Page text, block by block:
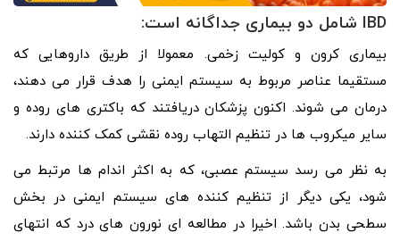
IBD شامل دو بیماری جداگانه است:
بیماری کرون و کولیت زخمی. معمولا از طریق داروهایی که
مستقیما عناصر مربوط به سیستم ایمنی را هدف قرار می دهند،
درمان می شوند. اکنون پزشکان دریافتند که باکتری های روده و
سایر میکروب ها در تنظیم التهاب روده نقشی کمک کننده دارند.
به نظر می رسد سیستم عصبی، که به اکثر اندام ها مرتبط می
شود، یکی دیگر از تنظیم کننده های سیستم ایمنی در بخش
سطحی بدن باشد. اخیرا در مطالعه ای نورون های درد که انتهای